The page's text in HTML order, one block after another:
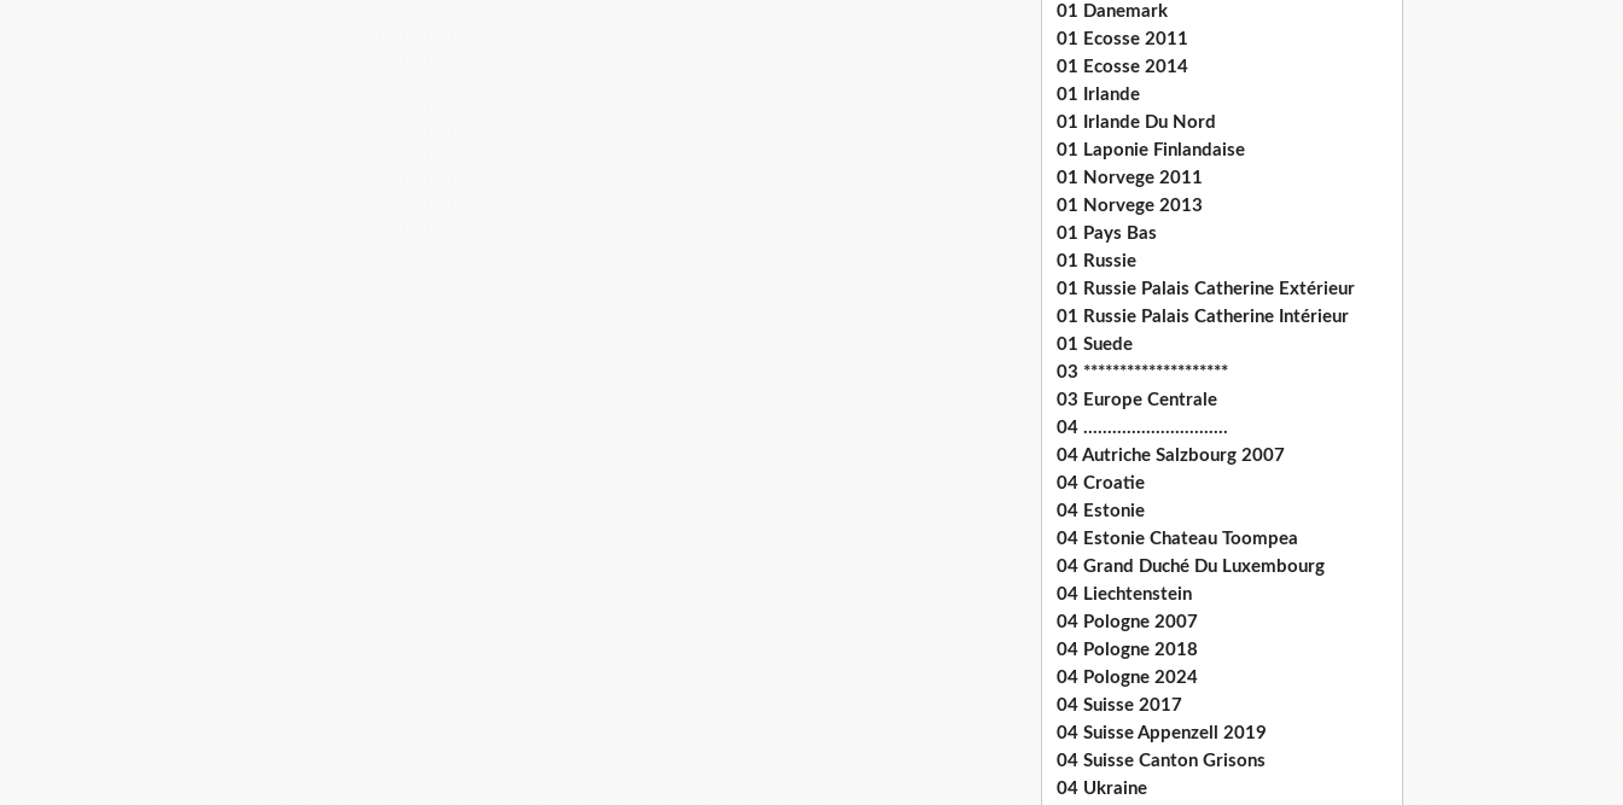
01 Danemark
01 Ecosse 2011
01 Ecosse 2014
01 Irlande
01 Irlande Du Nord
01 Laponie Finlandaise
01 Norvege 2011
01 Norvege 2013
01 Pays Bas
01 Russie
01 Russie Palais Catherine Extérieur
01 Russie Palais Catherine Intérieur
01 Suede
03 ********************
03 Europe Centrale
04 ..............................
04 Autriche Salzbourg 2007
04 Croatie
04 Estonie
04 Estonie Chateau Toompea
04 Grand Duché Du Luxembourg
04 Liechtenstein
04 Pologne 2007
04 Pologne 2018
04 Pologne 2024
04 Suisse 2017
04 Suisse Appenzell 2019
04 Suisse Canton Grisons
04 Ukraine